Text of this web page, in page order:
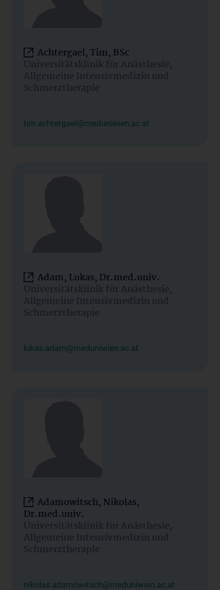
Achtergael, Tim, BSc
Universitätsklinik für Anästhesie,
Allgemeine Intensivmedizin und
Schmerztherapie
tim.achtergael@meduniwien.ac.at
Adam, Lukas, Dr.med.univ.
Universitätsklinik für Anästhesie,
Allgemeine Intensivmedizin und
Schmerztherapie
lukas.adam@meduniwien.ac.at
Adamowitsch, Nikolas,
Dr.med.univ.
Universitätsklinik für Anästhesie,
Allgemeine Intensivmedizin und
Schmerztherapie
nikolas.adamowitsch@meduniwien.ac.at